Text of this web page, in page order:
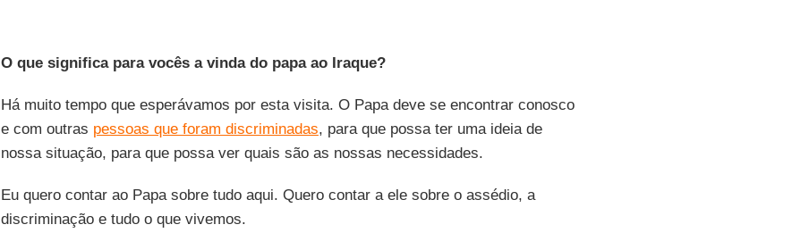
O que significa para vocês a vinda do papa ao Iraque?
Há muito tempo que esperávamos por esta visita. O Papa deve se encontrar conosco
e com outras pessoas que foram discriminadas, para que possa ter uma ideia de
nossa situação, para que possa ver quais são as nossas necessidades.
Eu quero contar ao Papa sobre tudo aqui. Quero contar a ele sobre o assédio, a
discriminação e tudo o que vivemos.